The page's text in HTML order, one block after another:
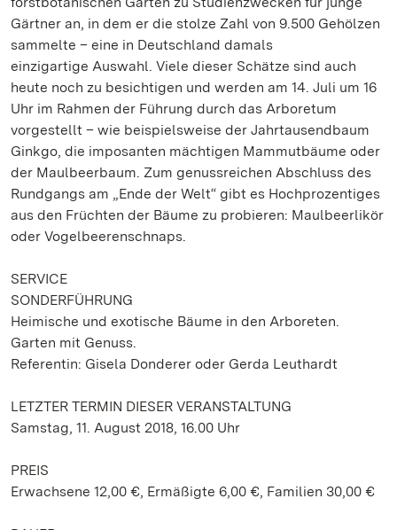
Gärtner an, in dem er die stolze Zahl von 9.500 Gehölzen
sammelte – eine in Deutschland damals
einzigartige Auswahl. Viele dieser Schätze sind auch
heute noch zu besichtigen und werden am 14. Juli um 16
Uhr im Rahmen der Führung durch das Arboretum
vorgestellt – wie beispielsweise der Jahrtausendbaum
Ginkgo, die imposanten mächtigen Mammutbäume oder
der Maulbeerbaum. Zum genussreichen Abschluss des
Rundgangs am „Ende der Welt“ gibt es Hochprozentiges
aus den Früchten der Bäume zu probieren: Maulbeerlikör
oder Vogelbeerenschnaps.
SERVICE
SONDERFÜHRUNG
Heimische und exotische Bäume in den Arboreten.
Garten mit Genuss.
Referentin: Gisela Donderer oder Gerda Leuthardt
LETZTER TERMIN DIESER VERANSTALTUNG
Samstag, 11. August 2018, 16.00 Uhr
PREIS
Erwachsene 12,00 €, Ermäßigte 6,00 €, Familien 30,00 €